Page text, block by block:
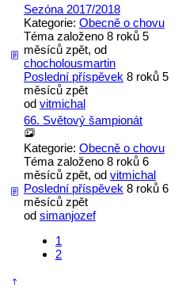
Sezóna 2017/2018
Kategorie: Obecně o chovu
Téma založeno 8 roků 5
měsíců zpět, od
chocholousmartin
Poslední příspěvek 8 roků 5
měsíců zpět
od vitmichal
66. Světový šampionát
Kategorie: Obecně o chovu
Téma založeno 8 roků 6
měsíců zpět, od vitmichal
Poslední příspěvek 8 roků 6
měsíců zpět
od simanjozef
1
2